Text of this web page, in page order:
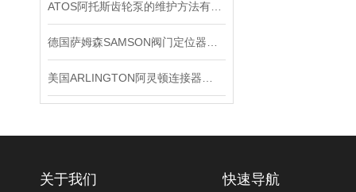
关于我们 快速导航